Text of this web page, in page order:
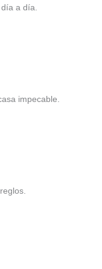
a día.
impecable.